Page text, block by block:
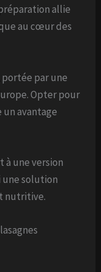
allie
au cœur des
par une
Opter pour
avantage
à une version
une solution
nutritive.